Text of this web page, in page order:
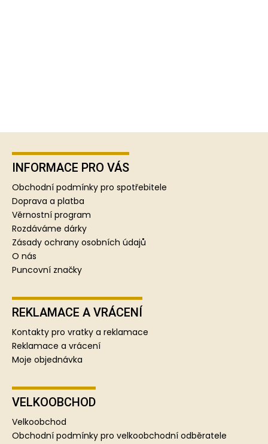
INFORMACE PRO VÁS
Obchodní podmínky pro spotřebitele
Doprava a platba
Věrnostní program
Rozdáváme dárky
Zásady ochrany osobních údajů
O nás
Puncovní značky
REKLAMACE A VRÁCENÍ
Kontakty pro vratky a reklamace
Reklamace a vrácení
Moje objednávka
VELKOOBCHOD
Velkoobchod
Obchodní podmínky pro velkoobchodní odběratele